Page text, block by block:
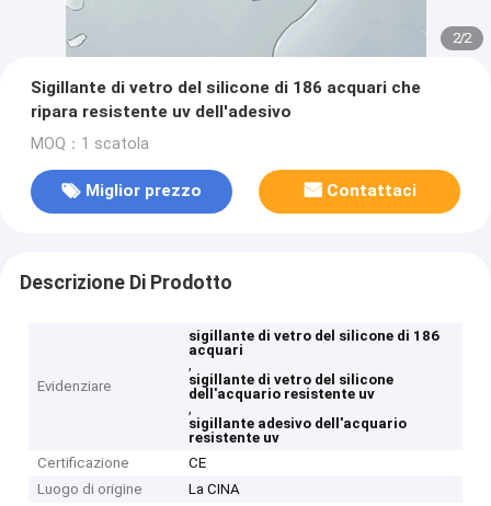
2/2
Sigillante di vetro del silicone di 186 acquari che
ripara resistente uv dell'adesivo
MOQ：1 scatola
Miglior prezzo Contattaci
Descrizione Di Prodotto
Evidenziare
sigillante di vetro del silicone di 186
acquari
,
sigillante di vetro del silicone
dell'acquario resistente uv
,
sigillante adesivo dell'acquario
resistente uv
Certificazione
CE
Luogo di origine
La CINA